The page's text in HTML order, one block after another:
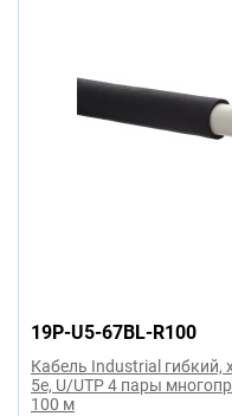
19P-U5-67BL-R100
Кабель Industrial гибкий,
5e, U/UTP 4 пары
100 м